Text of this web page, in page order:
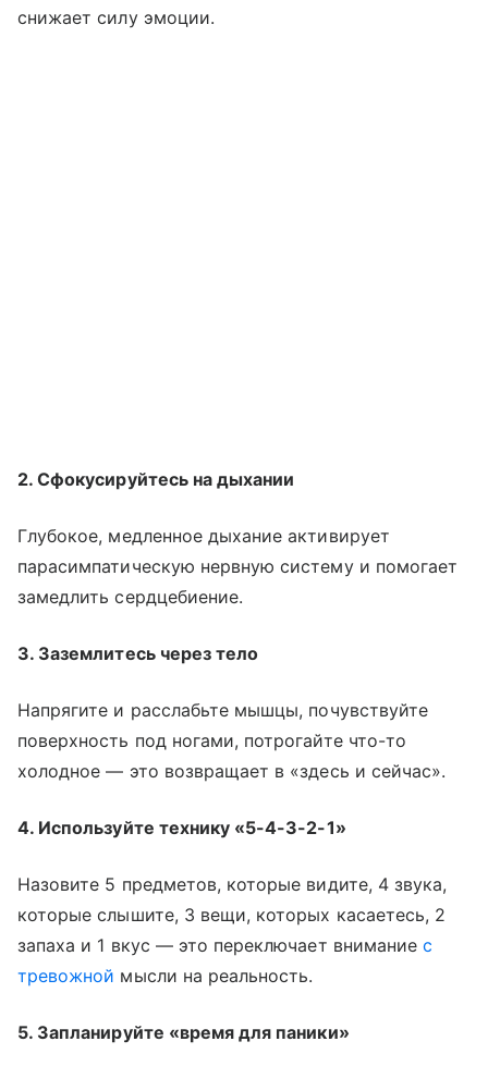
снижает силу эмоции.
2. Сфокусируйтесь на дыхании
Глубокое, медленное дыхание активирует
парасимпатическую нервную систему и помогает
замедлить сердцебиение.
3. Заземлитесь через тело
Напрягите и расслабьте мышцы, почувствуйте
поверхность под ногами, потрогайте что-то
холодное — это возвращает в «здесь и сейчас».
4. Используйте технику «5-4-3-2-1»
Назовите 5 предметов, которые видите, 4 звука,
которые слышите, 3 вещи, которых касаетесь, 2
запаха и 1 вкус — это переключает вниманиес
тревожной мысли на реальность.
5. Запланируйте «время для паники»